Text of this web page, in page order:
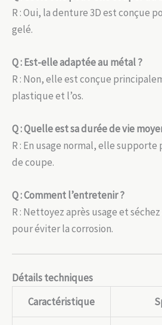
R : Oui, la denture 3D est conçue
gelé.
Q : Est-elle adaptée au métal ?
R : Non, elle est conçue
plastique et l’os.
Q : Quelle est sa durée de vie
R : En usage normal, elle supporte
de coupe.
Q : Comment l’entretenir ?
R : Nettoyez après usage et
pour éviter la corrosion.
Détails techniques
Caractéristique